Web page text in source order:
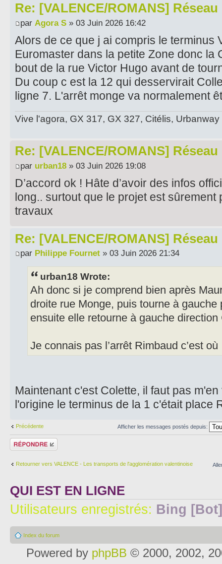
Re: [VALENCE/ROMANS] Réseau
par Agora S » 03 Juin 2026 16:42
Alors de ce que j ai compris le terminus
Euromaster dans la petite Zone donc la
bout de la rue Victor Hugo avant de
Du coup c est la 12 qui desservirait
ligne 7. L'arrêt monge va normalement
Vive l'agora, GX 317, GX 327, Citélis, Urbanway
Re: [VALENCE/ROMANS] Réseau
par urban18 » 03 Juin 2026 19:08
D’accord ok ! Hâte d’avoir des infos
long.. surtout que le projet est sûrement
travaux
Re: [VALENCE/ROMANS] Réseau
par Philippe Fournet » 03 Juin 2026 21:34
urban18 Wrote:
Ah donc si je comprend bien après
droite rue Monge, puis tourne à
ensuite elle retourne à gauche direction
Je connais pas l’arrêt Rimbaud c’est où
Maintenant c'est Colette, il faut pas
l'origine le terminus de la 1 c'était place
Précédente Afficher les messages postés depuis:
Répondre
Retourner vers VALENCE - Les transports de l'agglomération valentinoise
QUI EST EN LIGNE
Utilisateurs enregistrés: Bing [Bot]
Index du forum
Powered by phpBB © 2000, 2002,